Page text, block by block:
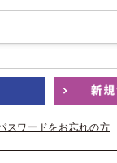
スワードをお忘れの方